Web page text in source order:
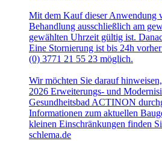
Mit dem Kauf dieser Anwendung
Behandlung ausschließlich am
gewählten Uhrzeit gültig ist.
Eine Stornierung ist bis 24h
(0) 3771 21 55 23 möglich.
Wir möchten Sie darauf
2026 Erweiterungs- und
Gesundheitsbad ACTINON
Informationen zum aktuellen
kleinen Einschränkungen finden
schlema.de